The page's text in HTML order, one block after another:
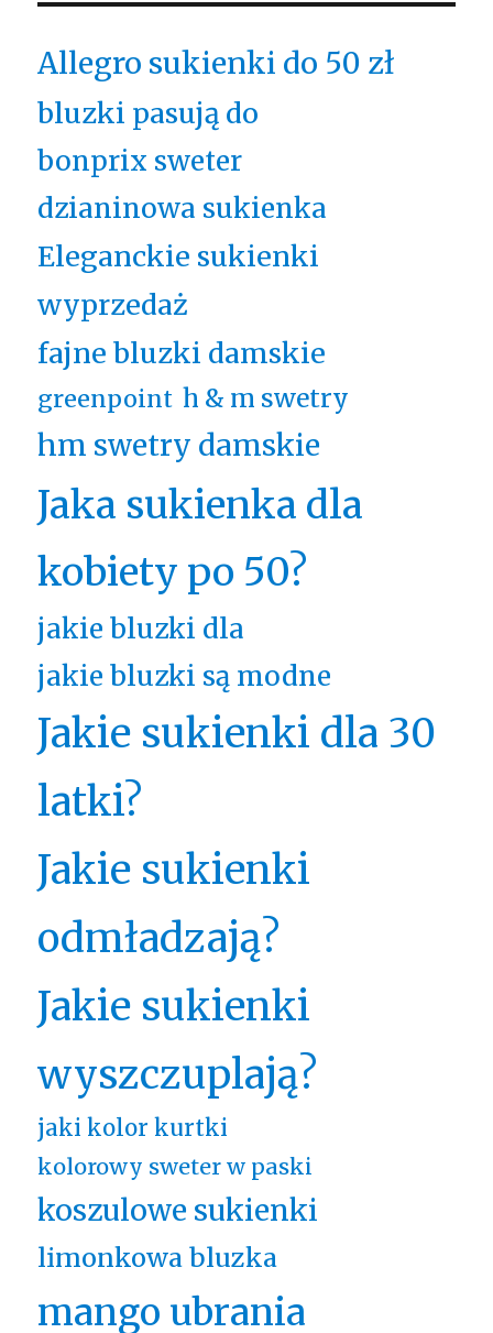
Allegro sukienki do 50 zł
bluzki pasują do
bonprix sweter
dzianinowa sukienka
Eleganckie sukienki
wyprzedaż
fajne bluzki damskie
greenpoint h & m swetry
hm swetry damskie
Jaka sukienka dla
kobiety po 50?
jakie bluzki dla
jakie bluzki są modne
Jakie sukienki dla 30
latki?
Jakie sukienki
odmładzają?
Jakie sukienki
wyszczuplają?
jaki kolor kurtki
kolorowy sweter w paski
koszulowe sukienki
limonkowa bluzka
mango ubrania